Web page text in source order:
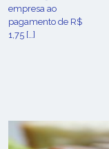
empresa ao
pagamento de R$
1,75 […]